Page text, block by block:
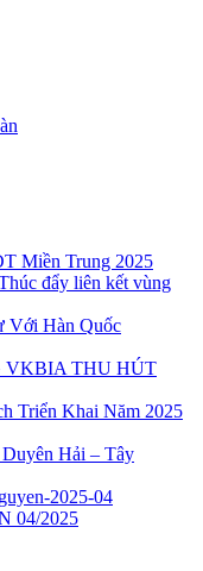
Miền Trung 2025
Với Hàn Quốc
Triển Khai Năm 2025
Hải – Tây
04/2025